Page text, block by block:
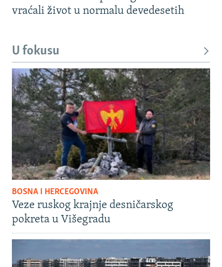
vraćali život u normalu devedesetih
U fokusu
BOSNA I HERCEGOVINA
Veze ruskog krajnje desničarskog
pokreta u Višegradu